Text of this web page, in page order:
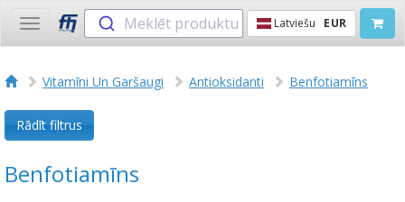
Toggle
navigation
Meklēt produktu Latviešu EUR
Vitamīni Un Garšaugi Antioksidanti Benfotiamīns
Rādīt filtrus
Benfotiamīns